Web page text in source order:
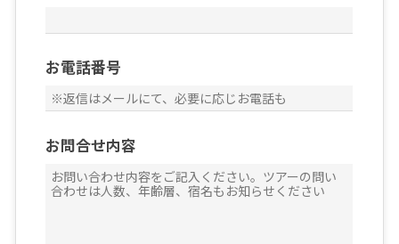
お電話番号
お問合せ内容